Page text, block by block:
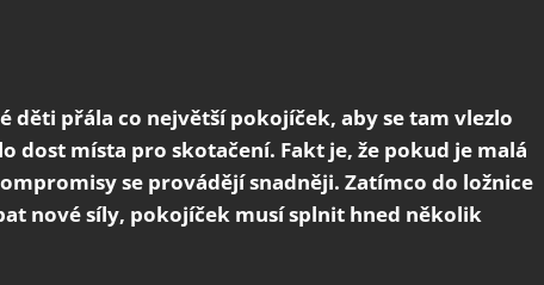
děti přála co největší pokojíček, aby se tam vlezlo
dost místa pro skotačení. Fakt je, že pokud je malá
se provádějí snadněji. Zatímco do ložnice
nové síly, pokojíček musí splnit hned několik